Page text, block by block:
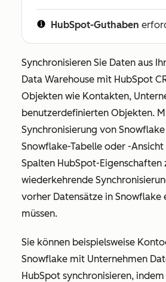
HubSpot-Guthaben
Synchronisieren Sie Daten aus
Data Warehouse mit HubSpot
Objekten wie Kontakten,
benutzerdefinierten Objekten.
Synchronisierung von
Snowflake-Tabelle oder -
Spalten HubSpot-Eigenschaften
wiederkehrende
vorher Datensätze in Snowflake
müssen.
Sie können beispielsweise
Snowflake mit Unternehmen
HubSpot synchronisieren, indem